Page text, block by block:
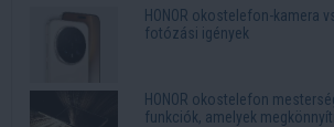
HONOR okostelefon-kamera
fotózási igények
HONOR okostelefon
funkciók, amelyek